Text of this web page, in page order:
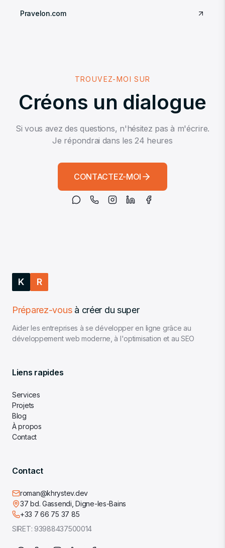
Pravelon.com
TROUVEZ-MOI SUR
Créons un dialogue
Si vous avez des questions, n'hésitez pas à m'écrire.
Je répondrai dans les 24 heures
CONTACTEZ-MOI
K R
Préparez-vous à créer du super
Aider les entreprises à se développer en ligne grâce au
développement web moderne, à l'optimisation et au SEO
Liens rapides
Services
Projets
Blog
À propos
Contact
Contact
roman@khrystev.dev
37 bd. Gassendi, Digne-les-Bains
+33 7 66 75 37 85
SIRET:93988437500014